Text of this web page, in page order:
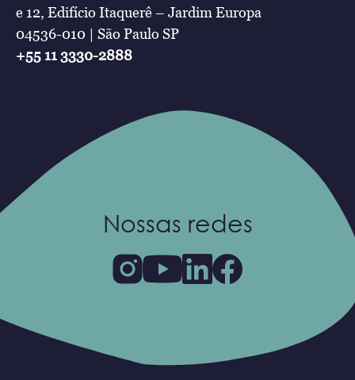
e 12, Edifício Itaquerê – Jardim Europa
04536-010 | São Paulo SP
+55 11 3330-2888
Nossas redes